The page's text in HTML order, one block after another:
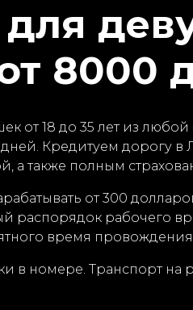
8000
от 18 до 35 лет из
Кредитуем дорогу
а также полным
от 300
рабочего
время провождения
в номере. Транспорт